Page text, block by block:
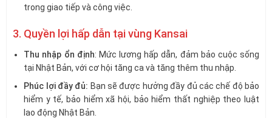
trong giao tiếp và công việc.
3. Quyền lợi hấp dẫn tại vùng Kansai
Thu nhập ổn định: Mức lương hấp dẫn, đảm bảo cuộc sống
tại Nhật Bản, với cơ hội tăng ca và tăng thêm thu nhập.
Phúc lợi đầy đủ: Bạn sẽ được hưởng đầy đủ các chế độ bảo
hiểm y tế, bảo hiểm xã hội, bảo hiểm thất nghiệp theo luật
lao động Nhật Bản.